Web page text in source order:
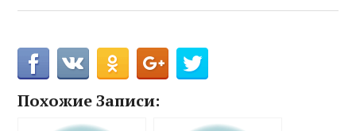
Похожие Записи: